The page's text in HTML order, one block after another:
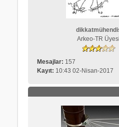
Arkeo-TR Üyesi
Mesajlar: 157
Kayıt: 10:43 02-Nisan-2017